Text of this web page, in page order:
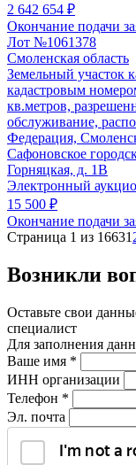
2 642 654 ₽
Окончание подачи
Лот №1061378
Смоленская область
Земельный участок
кадастровым
кв.метров,
обслуживание,
Федерация,
Сафоновское
Горняцкая, д. 1В
Электронный
15 500 ₽
Окончание подачи
Страница 1 из 16631
Возникли
Оставьте свои
специалист
Для заполнения
Ваше имя *
ИНН организации
Телефон *
Эл. почта